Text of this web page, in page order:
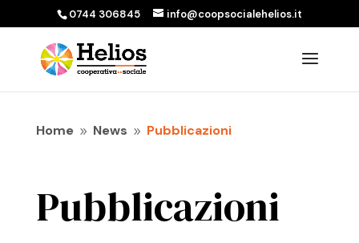
0744 306845 info@coopsocialehelios.it
Home 9 News 9 Pubblicazioni
Pubblicazioni